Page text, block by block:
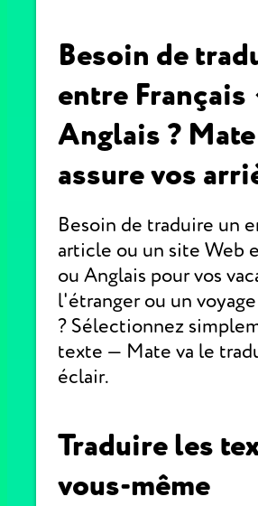
Besoin de
entre
Anglais ? Mate
assure vos
Besoin de traduire un
article ou un site Web
ou Anglais pour vos
l'étranger ou un
? Sélectionnez
texte — Mate va le
éclair.
Traduire les
vous-même